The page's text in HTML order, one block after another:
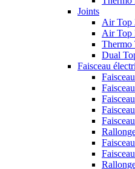
Joints
Air Top
Air Top
Thermo
Dual
Faisceau